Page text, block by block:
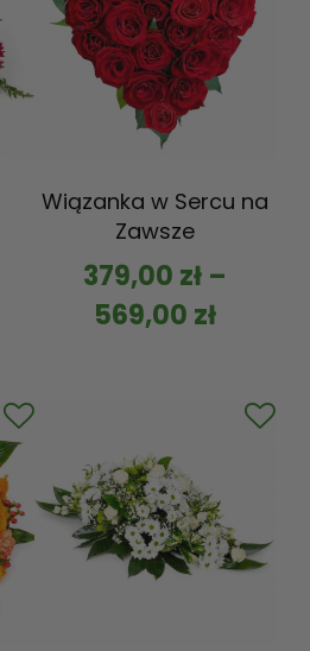
Wiązanka w Sercu na
Zawsze
379,00 zł–
569,00 zł